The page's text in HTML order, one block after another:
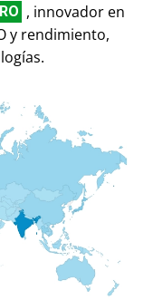
, innovador en
y rendimiento,